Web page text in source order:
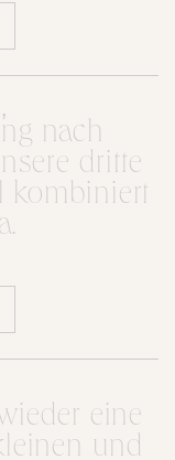
nach
dritte
kombiniert
eine
und